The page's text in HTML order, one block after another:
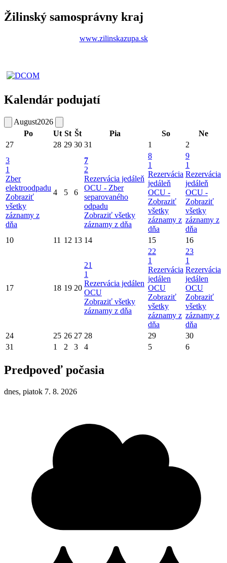
Žilinský samosprávny kraj
www.zilinskazupa.sk
Kalendár podujatí
August2026
Po
Ut St Št Pia So
Ne
27
28 29 30 31 1
2
3
1
Zber
elektroodpadu
Zobraziť
všetky
záznamy z
dňa
4 5 6
7
2
Rezervácia jedáleň
OCU - Zber
separovaného
odpadu
Zobraziť všetky
záznamy z dňa
8
1
Rezervácia
jedáleň
OCU -
Zobraziť
všetky
záznamy z
dňa
9
1
Rezervácia
jedáleň
OCU -
Zobraziť
všetky
záznamy z
dňa
10
11 12 13 14 15 16
17 18 19 20
21
1
Rezervácia jedálen
OCU
Zobraziť všetky
záznamy z dňa
22
1
Rezervácia
jedálen
OCU
Zobraziť
všetky
záznamy z
dňa
23
1
Rezervácia
jedálen
OCU
Zobraziť
všetky
záznamy z
dňa
24
25 26 27 28 29
30
31
1 2 3 4 5 6
Predpoveď počasia
dnes, piatok 7. 8. 2026